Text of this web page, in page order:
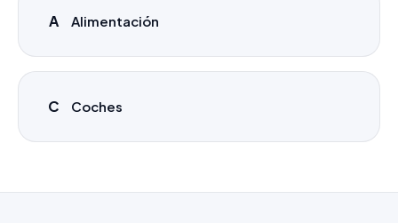
A Alimentación
C Coches